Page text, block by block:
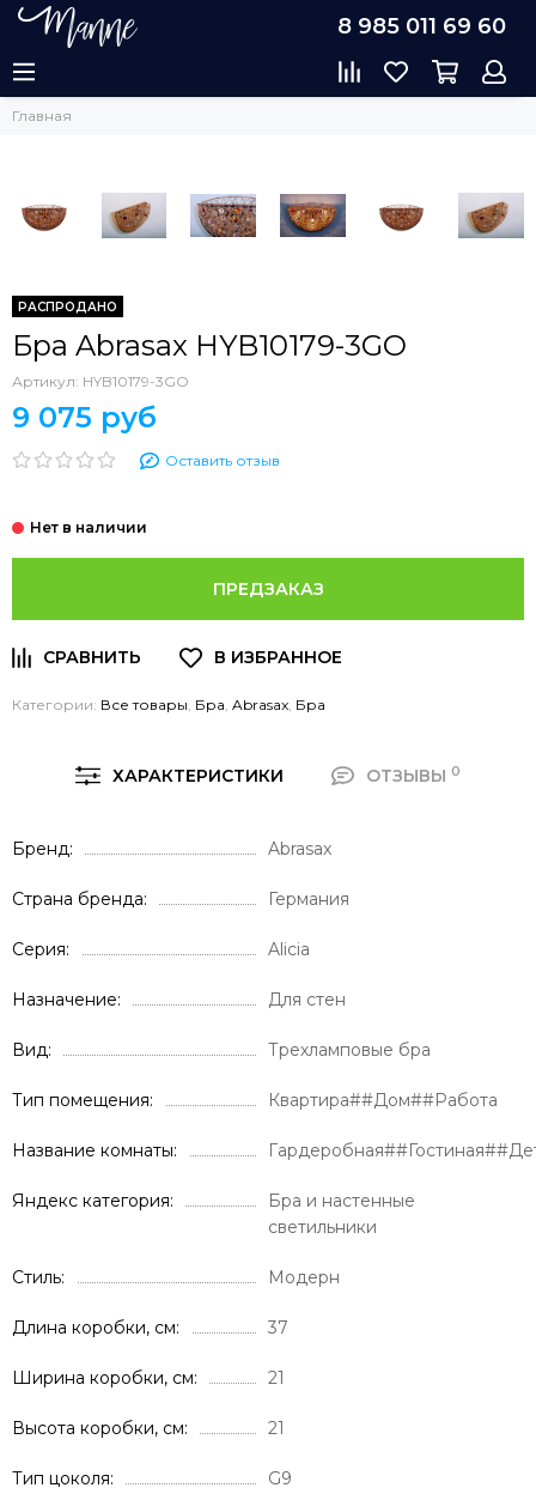
8 985 011 69 60
Главная
РАСПРОДАНО
Бра Abrasax HYB10179-3GO
Артикул: HYB10179-3GO
9 075 руб
Оставить отзыв
ПРЕДЗАКАЗ
Категории: Все товары, Бра, Abrasax, Бра
ХАРАКТЕРИСТИКИ ОТЗЫВЫ 0
Бренд Abrasax
Страна бренда Германия
Серия Alicia
Назначение Для стен
Вид Трехламповые бра
Тип помещения Квартира##Дом##Работа
Название комнаты
Яндекс категория
Бра и настенные
светильники
Стиль Модерн
Длина коробки, см 37
Ширина коробки, см 21
Высота коробки, см 21
Тип цоколя G9